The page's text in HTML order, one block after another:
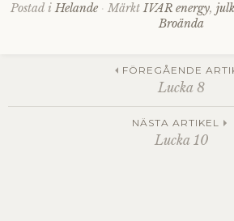
Postad iHelande MärktIVAR energy,
Broända
FÖREGÅENDE
Lucka 8
NÄSTA ARTIKEL
Lucka 10